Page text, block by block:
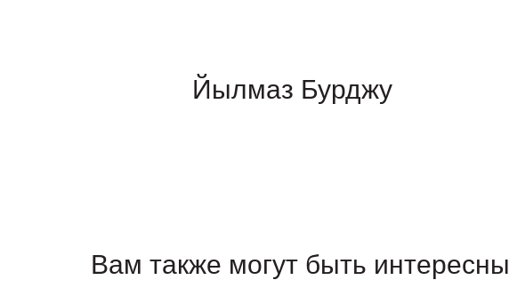
Йылмаз Бурджу
Вам также могут быть интересны